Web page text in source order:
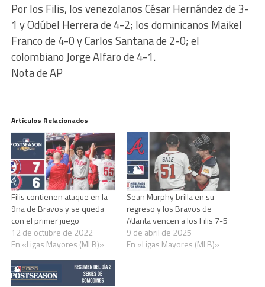
Por los Filis, los venezolanos César Hernández de 3-
1 y Odúbel Herrera de 4-2; los dominicanos Maikel
Franco de 4-0 y Carlos Santana de 2-0; el
colombiano Jorge Alfaro de 4-1.
Nota de AP
Artículos Relacionados
Filis contienen ataque en la
9na de Bravos y se queda
con el primer juego
12 de octubre de 2022
En «Ligas Mayores (MLB)»
Sean Murphy brilla en su
regreso y los Bravos de
Atlanta vencen a los Filis 7-5
9 de abril de 2025
En «Ligas Mayores (MLB)»